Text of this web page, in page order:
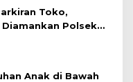
Toko,
Polsek
Anak di Bawah